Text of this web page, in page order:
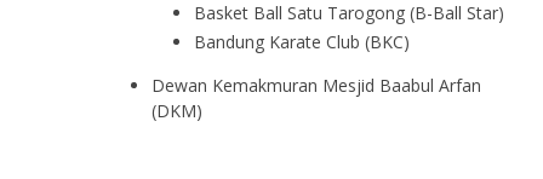
Basket Ball Satu Tarogong (B-Ball Star)
Bandung Karate Club (BKC)
Dewan Kemakmuran Mesjid Baabul Arfan
(DKM)